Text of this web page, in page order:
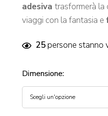
adesiva trasformerà la
viaggi con la fantasia e
25persone stanno
Dimensione: